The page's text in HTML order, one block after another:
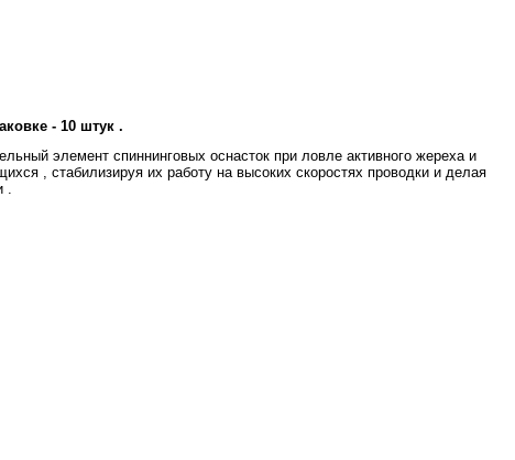
- 10 штук .
элемент спиннинговых оснасток при ловле активного жереха и
, стабилизируя их работу на высоких скоростях проводки и делая
.